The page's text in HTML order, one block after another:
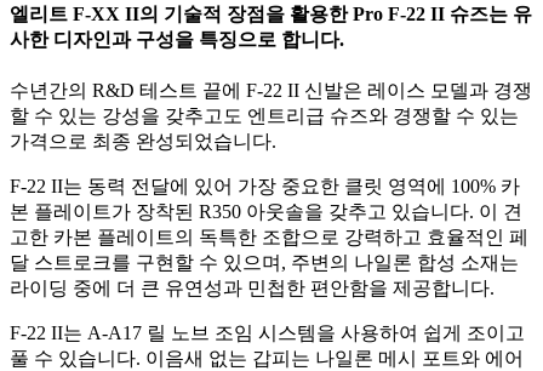
엘리트 F-XX II의 기술적 장점을 활용한 Pro F-22 II 슈즈는 유
사한 디자인과 구성을 특징으로 합니다.
수년간의 R&D 테스트 끝에 F-22 II 신발은 레이스 모델과 경쟁
할 수 있는 강성을 갖추고도 엔트리급 슈즈와 경쟁할 수 있는
가격으로 최종 완성되었습니다.
F-22 II는 동력 전달에 있어 가장 중요한 클릿 영역에 100% 카
본 플레이트가 장착된 R350 아웃솔을 갖추고 있습니다. 이 견
고한 카본 플레이트의 독특한 조합으로 강력하고 효율적인 페
달 스트로크를 구현할 수 있으며, 주변의 나일론 합성 소재는
라이딩 중에 더 큰 유연성과 민첩한 편안함을 제공합니다.
F-22 II는 A-A17 릴 노브 조임 시스템을 사용하여 쉽게 조이고
풀 수 있습니다. 이음새 없는 갑피는 나일론 메시 포트와 에어